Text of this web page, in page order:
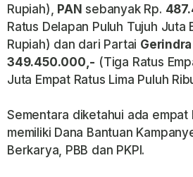
Rupiah), PAN sebanyak Rp.
Ratus Delapan Puluh Tujuh Juta
Rupiah) dan dari Partai Gerindra
349.450.000,- (Tiga Ratus
Juta Empat Ratus Lima Puluh
Sementara diketahui ada
memiliki Dana Bantuan
Berkarya, PBB dan PKPI.